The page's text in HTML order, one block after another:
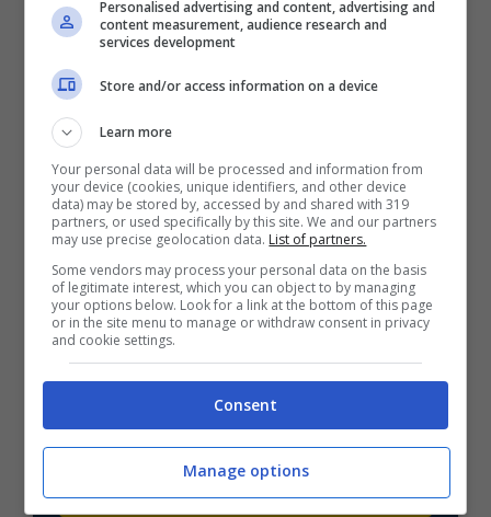
Bonus 50€ senza deposito sport + fino a 50€ di
bonus rimborso sul primo deposito
200€
Mostra Informazioni
BONUS BENVENUTO GOLDBET: 2.050€
Fino a 2050€ sport e casino
Per i nuovi registrati: 100% fino a 2.000€ in Bonus
Scommesse + 50% del primo deposito fino a 50€
2050€
VERIFICA
Personalised advertising and content, advertising and
content measurement, audience research and
services development
Store and/or access information on a device
Learn more
Your personal data will be processed and information from
your device (cookies, unique identifiers, and other device
data) may be stored by, accessed by and shared with 319
partners, or used specifically by this site. We and our partners
may use precise geolocation data. List of partners.
Some vendors may process your personal data on the basis
of legitimate interest, which you can object to by managing
your options below. Look for a link at the bottom of this page
or in the site menu to manage or withdraw consent in privacy
and cookie settings.
Consent
Manage options